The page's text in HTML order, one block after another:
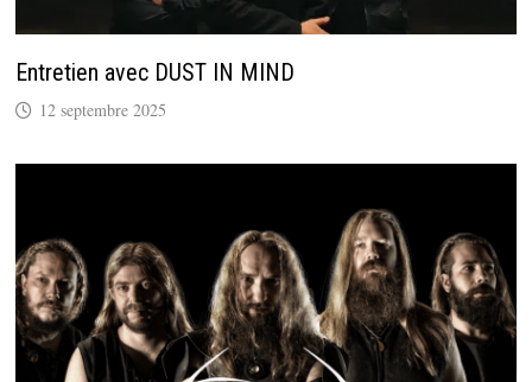
Entretien avec DUST IN MIND
12 septembre 2025